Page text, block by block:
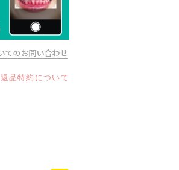
返品特約について